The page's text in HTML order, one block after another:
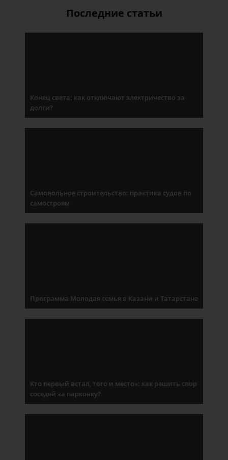
Последние статьи
Конец света: как отключают электричество за
долги?
Самовольное строительство: практика судов по
самостроям
Программа Молодая семья в Казани и Татарстане
Кто первый встал, того и место»: как решить спор
соседей за парковку?